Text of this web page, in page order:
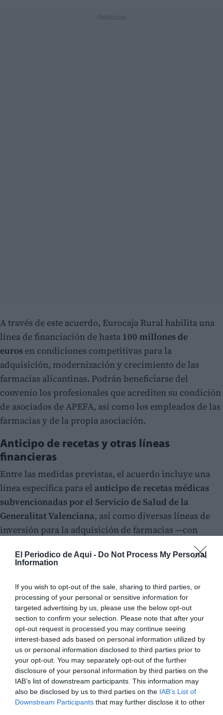
El Periodico de Aqui - Do Not Process My Personal
Information
If you wish to opt-out of the sale, sharing to third parties, or
processing of your personal or sensitive information for
targeted advertising by us, please use the below opt-out
section to confirm your selection. Please note that after your
opt-out request is processed you may continue seeing
interest-based ads based on personal information utilized by
us or personal information disclosed to third parties prior to
your opt-out. You may separately opt-out of the further
disclosure of your personal information by third parties on the
IAB’s list of downstream participants. This information may
also be disclosed by us to third parties on the IAB’s List of
Downstream Participants that may further disclose it to other
A través de este acuerdo, Eurocaja Rural habilita una
línea de financiación de hasta 100 millones de
euros en condiciones competitivas para la
adquisición, modernización y crecimiento de las
farmacias alicantinas. Podrán beneficiarse del
convenio los profesionales que acrediten su condición
de asociados de APEFA, así como los empleados de las
farmacias y de la propia asociación.
Anticipo de recetas y otras líneas
financieras
Entre las medidas previstas, el acuerdo incluye una
línea específica para el anticipo de recetas médicas
subvencionadas por el Servicio de Salud de la
Generalitat Valenciana, así como diversas líneas de
inversión para la adquisición de farmacias —con
préstamos al consumo, financiación de circulante,